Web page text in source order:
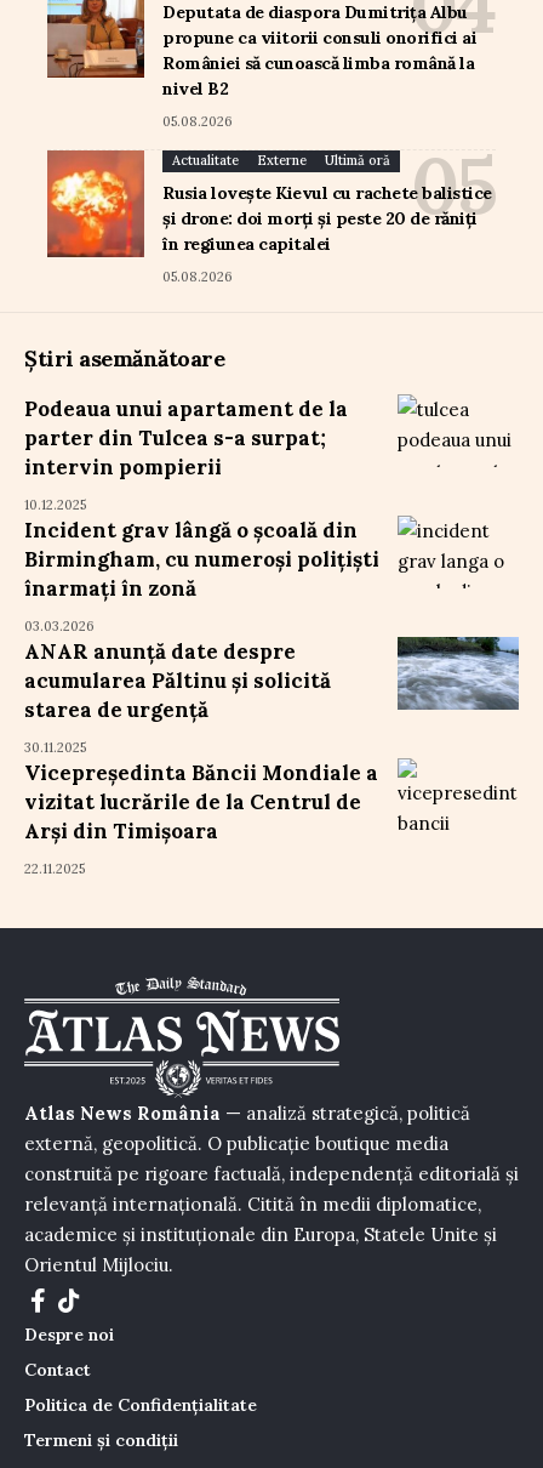
Deputata de diaspora Dumitrița Albu
propune ca viitorii consuli onorifici ai
României să cunoască limba română la
nivel B2
05.08.2026
Actualitate Externe Ultimă oră
Rusia lovește Kievul cu rachete balistice
și drone: doi morți și peste 20 de răniți
în regiunea capitalei
05.08.2026
Știri asemănătoare
Podeaua unui apartament de la
parter din Tulcea s-a surpat;
intervin pompierii
10.12.2025
Incident grav lângă o școală din
Birmingham, cu numeroși polițiști
înarmați în zonă
03.03.2026
ANAR anunță date despre
acumularea Păltinu și solicită
starea de urgență
30.11.2025
Vicepreședinta Băncii Mondiale a
vizitat lucrările de la Centrul de
Arși din Timișoara
22.11.2025
Atlas News România — analiză strategică, politică
externă, geopolitică. O publicație boutique media
construită pe rigoare factuală, independență editorială și
relevanță internațională. Citită în medii diplomatice,
academice și instituționale din Europa, Statele Unite și
Orientul Mijlociu.
Despre noi
Contact
Politica de Confidențialitate
Termeni și condiții